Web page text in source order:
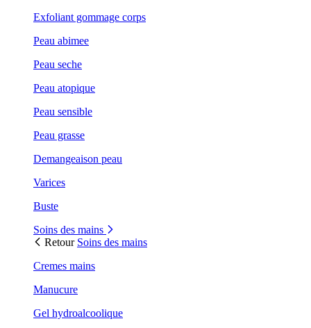
Exfoliant gommage corps
Peau abimee
Peau seche
Peau atopique
Peau sensible
Peau grasse
Demangeaison peau
Varices
Buste
Soins des mains
Retour Soins des mains
Cremes mains
Manucure
Gel hydroalcoolique